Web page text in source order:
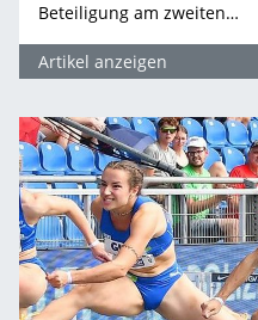
Beteiligung am zweiten…
Artikel anzeigen